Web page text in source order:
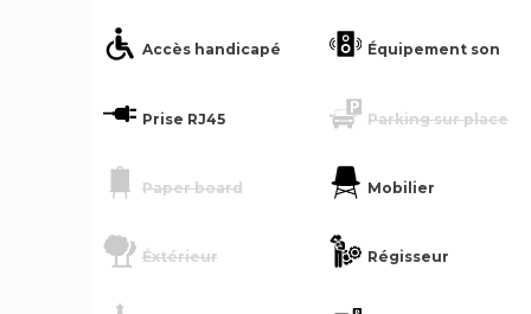
Accès handicapé Équipement son
Prise RJ45 Parking sur place
Paper board Mobilier
Éxtérieur Régisseur